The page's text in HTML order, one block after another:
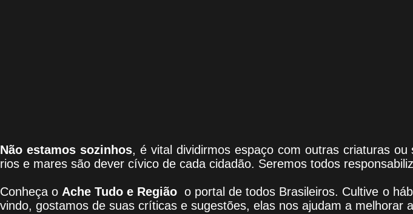
Não estamos sozinhos, é vital dividirmos espaço com outras criaturas
rios e mares são dever cívico de cada cidadão. Seremos todos
Conheça o Ache Tudo e Região o portalde todos Brasileiros. Cultive o
vindo, gostamos de suas críticas e sugestões, elas nos ajudam a melhorar